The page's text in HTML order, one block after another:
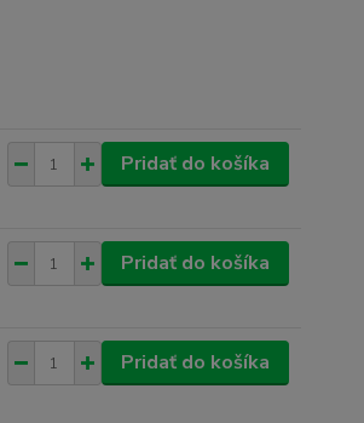
Pridať do košíka
Pridať do košíka
Pridať do košíka